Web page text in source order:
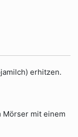
erhitzen.
Mörser mit einem